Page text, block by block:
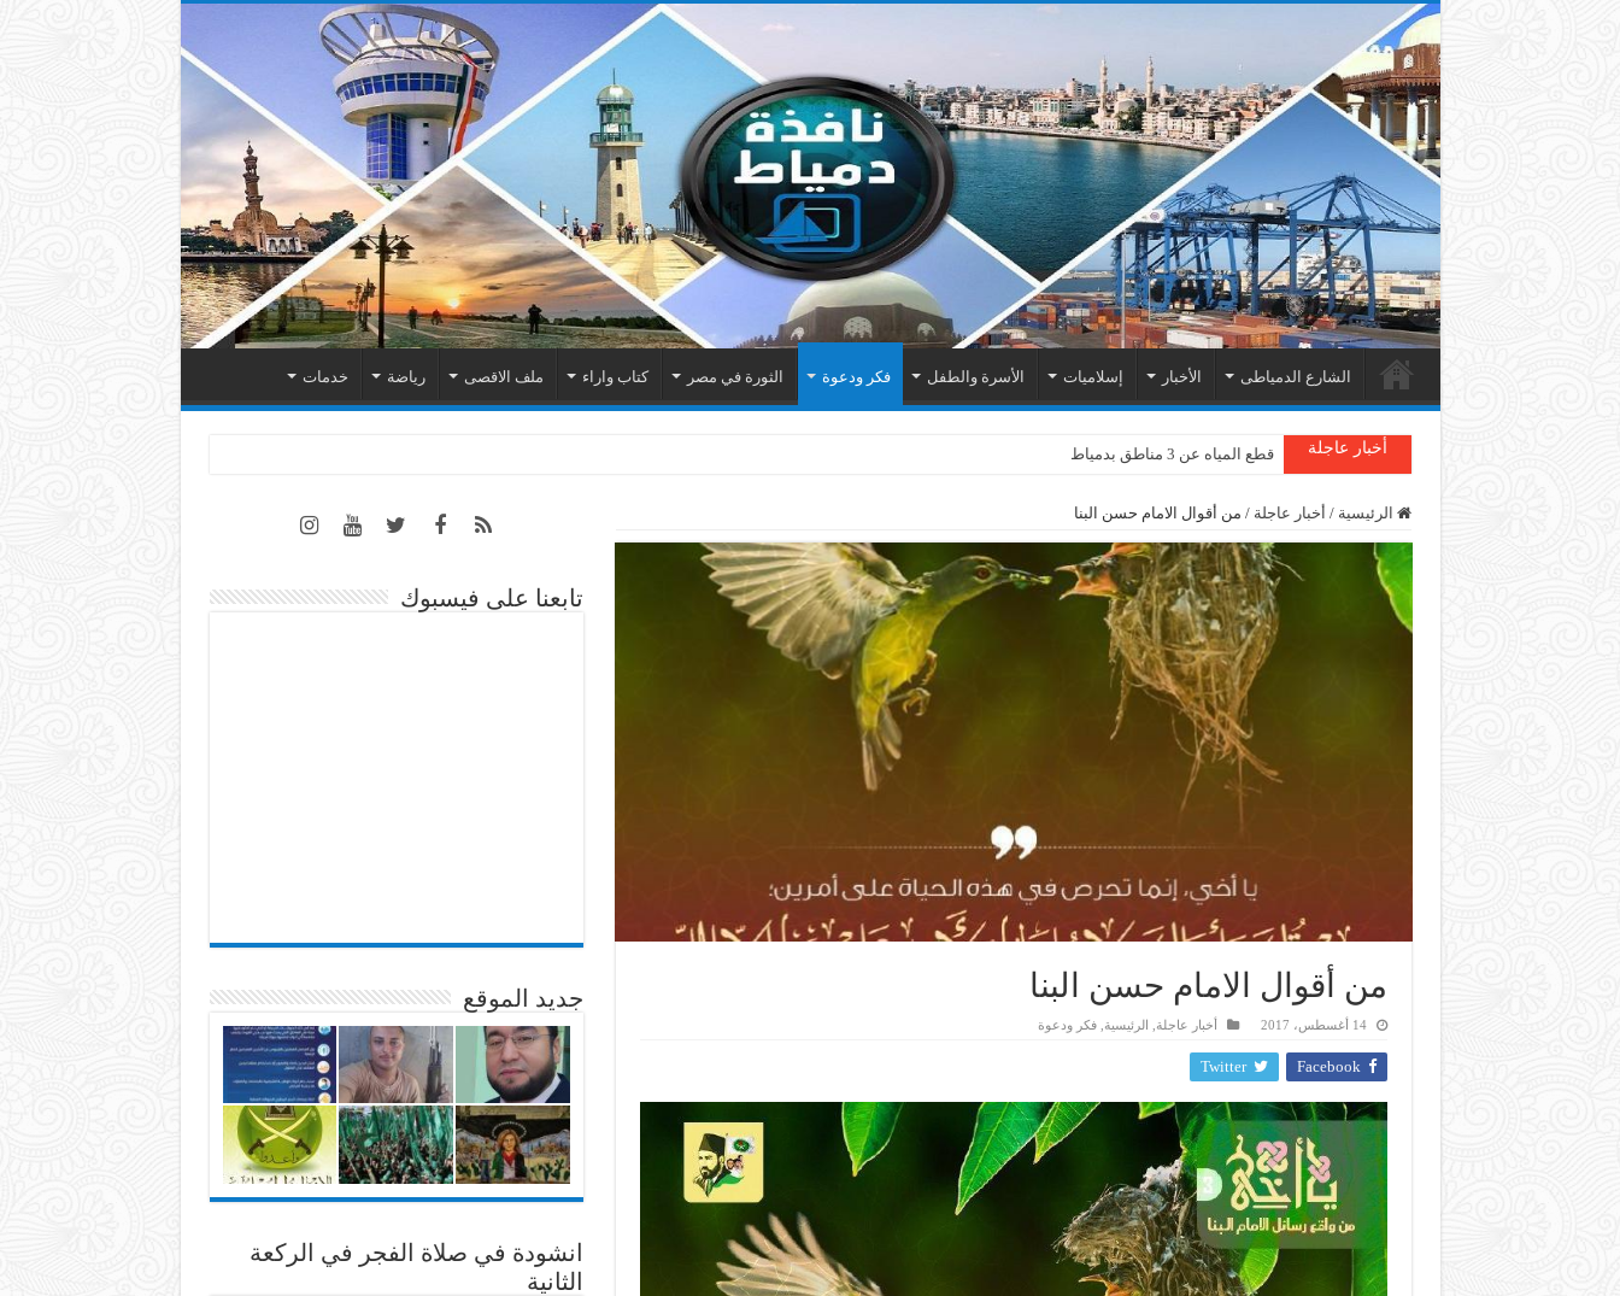
الشارع الدمياطى الأخبار إسلاميات الأسرة والطفل فكر ودعوة الثورة في مصر كتاب واراء ملف الاقصى رياضة خدمات
أخبار عاجلة قطع المياه عن 3 مناطق بدمياط
الرئيسية / أخبار عاجلة / من أقوال الامام حسن البنا
من أقوال الامام حسن البنا
14 أغسطس، 2017 أخبار عاجلة الرئيسية ,فكر ودعوة
Facebook
Twitter
تابعنا على فيسبوك
جديد الموقع
انشودة في صلاة الفجر في الركعة
الثانية